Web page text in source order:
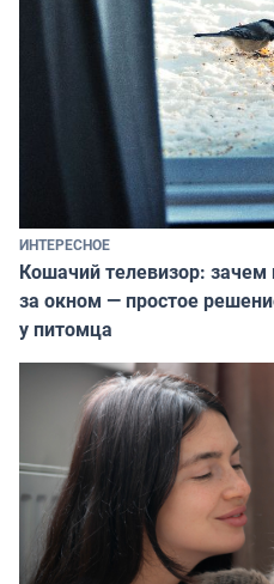
ИНТЕРЕСНОЕ
Кошачий телевизор:
за окном — простое
у питомца